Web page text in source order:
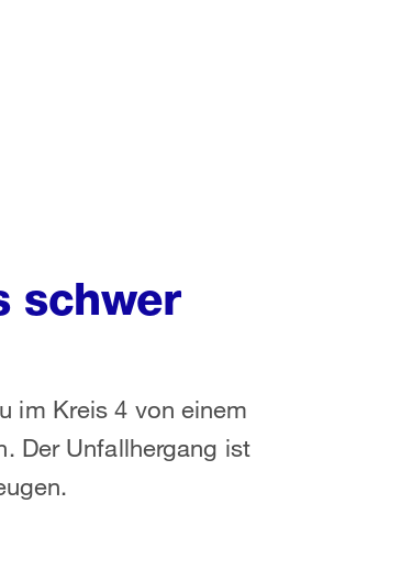
schwer
im Kreis 4 von einem
Der Unfallhergang ist